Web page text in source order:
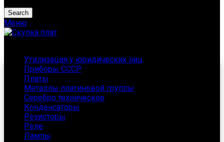
Search
Меню
Утилизация у юридических лиц
Приборы СССР
Платы
Металлы платиновой группы
Серебро техническое
Конденсаторы
Резисторы
Реле
Лампы